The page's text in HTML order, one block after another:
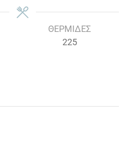
ΘΕΡΜΊΔΕΣ
225